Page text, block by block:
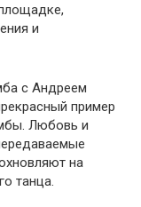
и
с Андреем
пример
Любовь и
на
танца.